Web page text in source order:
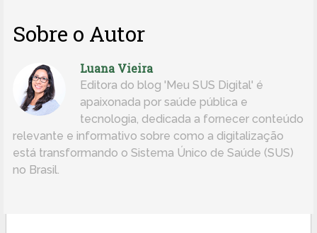
Sobre o Autor
Luana Vieira
Editora do blog 'Meu SUS Digital' é
apaixonada por saúde pública e
tecnologia, dedicada a fornecer conteúdo
relevante e informativo sobre como a digitalização
está transformando o Sistema Único de Saúde (SUS)
no Brasil.